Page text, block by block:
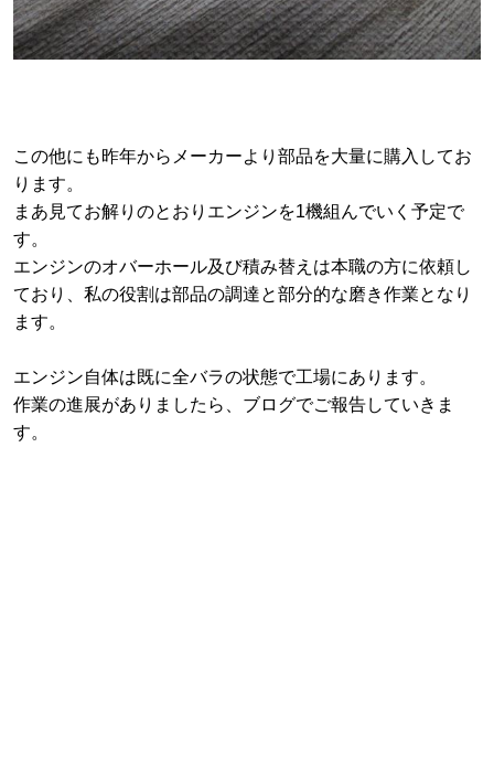
この他にも昨年からメーカーより部品を大量に購入してお
ります。
まあ見てお解りのとおりエンジンを1機組んでいく予定で
す。
エンジンのオバーホール及び積み替えは本職の方に依頼し
ており、私の役割は部品の調達と部分的な磨き作業となり
ます。
エンジン自体は既に全バラの状態で工場にあります。
作業の進展がありましたら、ブログでご報告していきま
す。